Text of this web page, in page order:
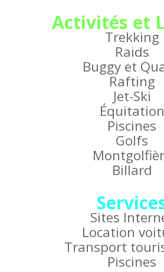
Activités et
Trekking
Raids
Buggy et
Rafting
Jet-Ski
Équitation
Piscines
Golfs
Billard
Sites
Location
Transport
Piscines